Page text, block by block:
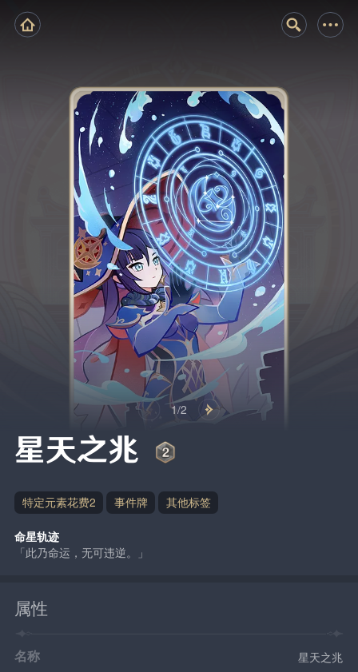
1/2
星天之兆
特定元素花费2 事件牌 其他标签
命星轨迹
「此乃命运，无可违逆。」
属性
名称 星天之兆